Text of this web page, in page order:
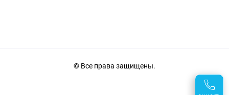
© Все права защищены.